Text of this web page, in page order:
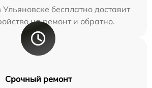
бесплатно доставит
на ремонт и обратно.
Срочный ремонт